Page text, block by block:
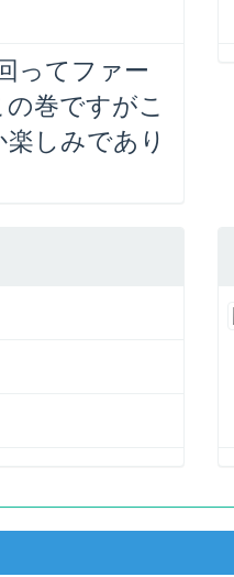
ってファー
巻ですがこ
しみであり